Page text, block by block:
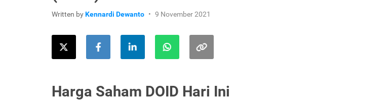
Written byKennardi Dewanto 9 November 2021
Harga Saham DOID Hari Ini